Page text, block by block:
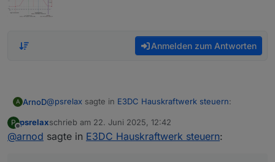
Anmelden zum Antworten
A ArnoD@psrelax sagte in E3DC Hauskraftwerk steuern:
0_userdata.0.Charge_Control.USER_ANPASSUNGE
P
Offline
psrelaxschrieb am 22. Juni 2025, 12:42
zuletzt editiert von
@arnod sagte in E3DC Hauskraftwerk steuern: